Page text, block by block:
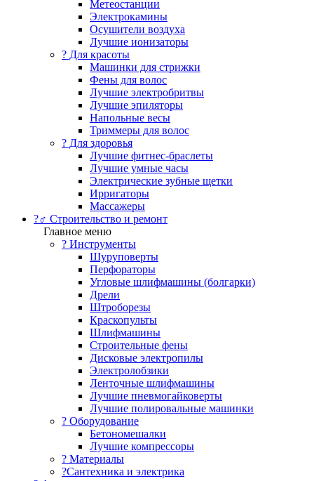
Метеостанции
Электрокамины
Осушители воздуха
Лучшие ионизаторы
? Для красоты
Машинки для стрижки
Фены для волос
Лучшие электробритвы
Лучшие эпиляторы
Напольные весы
Триммеры для волос
? Для здоровья
Лучшие фитнес-браслеты
Лучшие умные часы
Электрические зубные щетки
Ирригаторы
Массажеры
?‍♂️ Строительство и ремонт
Главное меню
?️ Инструменты
Шуруповерты
Перфораторы
Угловые шлифмашины (болгарки)
Дрели
Штроборезы
Краскопульты
Шлифмашины
Строительные фены
Дисковые электропилы
Электролобзики
Ленточные шлифмашины
Лучшие пневмогайковерты
Лучшие полировальные машинки
?️ Оборудование
Бетономешалки
Лучшие компрессоры
? Материалы
?Сантехника и электрика